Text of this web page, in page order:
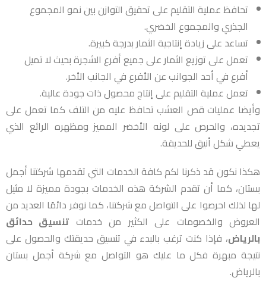
تحافظ عملية التقليم على تحقيق التوازن بين نمو المجموع
الجذري والمجموع الخضري.
تساعد على زيادة إنتاجية الثمار بدرجة كبيرة.
تعمل على توزيع الثمار على جميع أفرع الشجرة بحيث لا تميل
أفرع في أحد الجوانب عن الأفرع في الجانب الأخر.
تعمل عملية التقليم على إنتاج محصول ذات جودة عالية.
وأيضا عمليات قص العشب تحافظ عليه من التلف كما تعمل على
تجديده، والحرص على لونه الأخضر المميز ومظهره الرائع الذي
يعطي شكل أنيق للحديقة.
هكذا نكون قد ذكرنا لكم كافة الخدمات التي تقدمها شركتنا أجمل
بستان، كما أن تقدم الشركة هذه الخدمات بجودة مميزة لا مثيل
لها لذلك احرصوا على التواصل مع شركتنا، كما نوفر دائمًا العديد من
العروض والخصومات على الكثير من خدمات تنسيق حدائق
بالرياض، فإذا كنت ترغب بالبدء في تنسيق حديقتك والحصول على
نتيجة مبهرة فكل ما عليك هو التواصل مع شركة أجمل بستان
بالرياض.